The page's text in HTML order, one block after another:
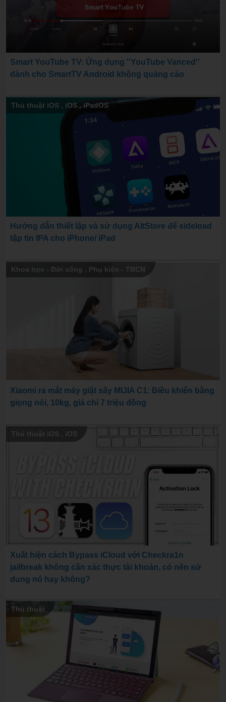
Smart YouTube TV: Ứng dụng ''YouTube Vanced''
dành cho SmartTV Android không quảng cáo
Thủ thuật iOS , iOS , iPadOS
Hướng dẫn thiết lập và sử dụng AltStore để sideload
tập tin IPA cho iPhone/ iPad
Khoa học - Đời sống , Phụ kiện - TBCN
Xiaomi ra mắt máy giặt sấy MIJIA C1: Điều khiển bằng
giọng nói, 10kg, giá chỉ 7 triệu đồng
Thủ thuật iOS , iOS
Xuất hiện cách Bypass iCloud với Checkra1n
jailbreak không cần xác thực tài khoản, có nên sử
dung nó hay không?
Thủ thuật